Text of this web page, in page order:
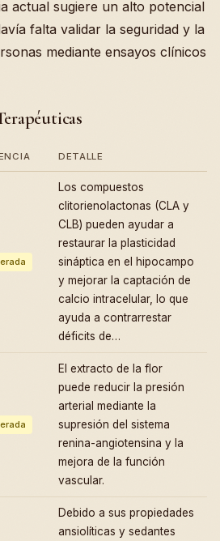
actual sugiere un alto potencial
falta validar la seguridad y la
mediante ensayos clínicos
DETALLE
Los compuestos
clitorienolactonas (CLA y
CLB) pueden ayudar a
restaurar la plasticidad
sináptica en el hipocampo
y mejorar la captación de
calcio intracelular, lo que
ayuda a contrarrestar
déficits de…
El extracto de la flor
puede reducir la presión
arterial mediante la
supresión del sistema
renina-angiotensina y la
mejora de la función
vascular.
Debido a sus propiedades
ansiolíticas y sedantes